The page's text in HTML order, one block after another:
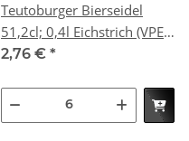
Teutoburger Bierseidel
51,2cl; 0,4l Eichstrich (VPE
6 St.)
2,76 € *